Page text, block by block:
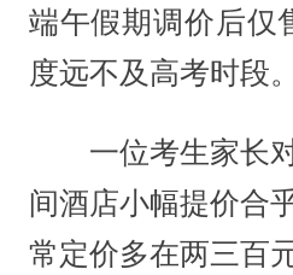
端午假期调价后仅
度远不及高考时段。
一位考生家长对
间酒店小幅提价合
常定价多在两三百